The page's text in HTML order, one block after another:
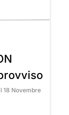
18 Novembre